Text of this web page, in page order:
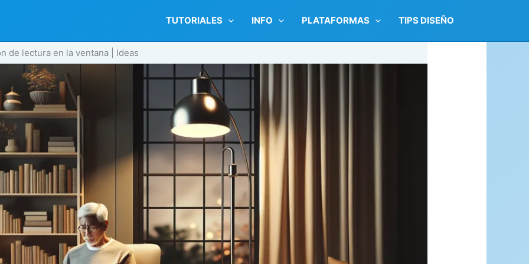
TUTORIALES INFO PLATAFORMAS TIPS DISEÑO
de lectura en la ventana | Ideas